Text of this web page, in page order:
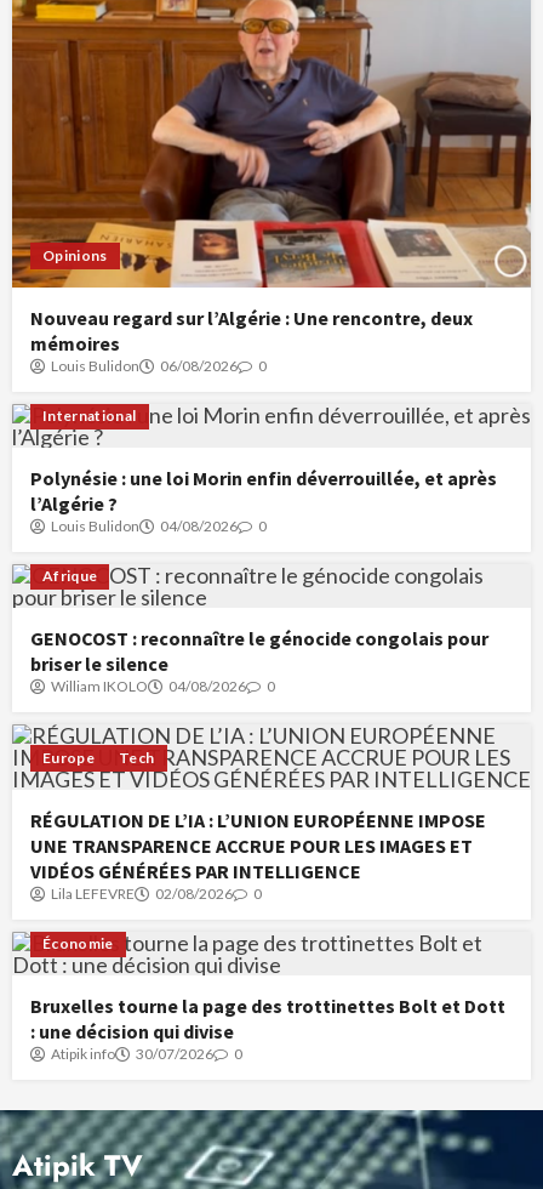
Opinions
Nouveau regard sur l’Algérie : Une rencontre, deux
mémoires
Louis Bulidon 06/08/2026 0
International
Polynésie : une loi Morin enfin déverrouillée, et après
l’Algérie ?
Louis Bulidon 04/08/2026 0
Afrique
GENOCOST : reconnaître le génocide congolais pour
briser le silence
William IKOLO 04/08/2026 0
Europe Tech
RÉGULATION DE L’IA : L’UNION EUROPÉENNE IMPOSE
UNE TRANSPARENCE ACCRUE POUR LES IMAGES ET
VIDÉOS GÉNÉRÉES PAR INTELLIGENCE
Lila LEFEVRE 02/08/2026 0
Économie
Bruxelles tourne la page des trottinettes Bolt et Dott
: une décision qui divise
Atipik info 30/07/2026 0
Atipik TV